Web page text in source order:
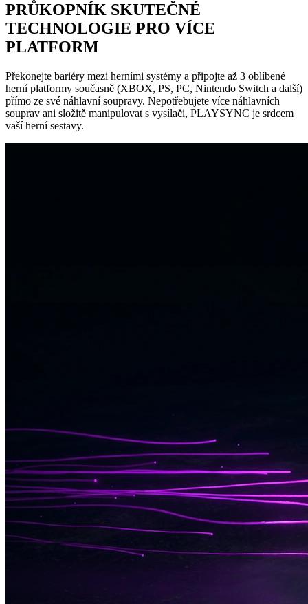
PRŮKOPNÍK SKUTEČNÉ
TECHNOLOGIE PRO VÍCE
PLATFORM
Překonejte bariéry mezi herními systémy a připojte až 3 oblíbené
herní platformy současně (XBOX, PS, PC, Nintendo Switch a další)
přímo ze své náhlavní soupravy. Nepotřebujete více náhlavních
souprav ani složitě manipulovat s vysílači, PLAYSYNC je srdcem
vaší herní sestavy.